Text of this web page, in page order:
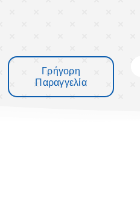
Γρήγορη
Παραγγελία